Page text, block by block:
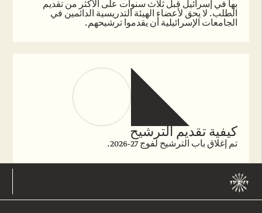
بها في إسرائيل قبل ثلاث سنوات على الأكثر من تقديم
الطلب. لا يحق لأعضاء الهيئة التدريسية الدائمين في
الجامعات الإسرائيلية أن يقدموا ترشيحهم.
كيفية تقديم الترشيح
تم إغلاق باب الترشيح لفوج 27-2026.